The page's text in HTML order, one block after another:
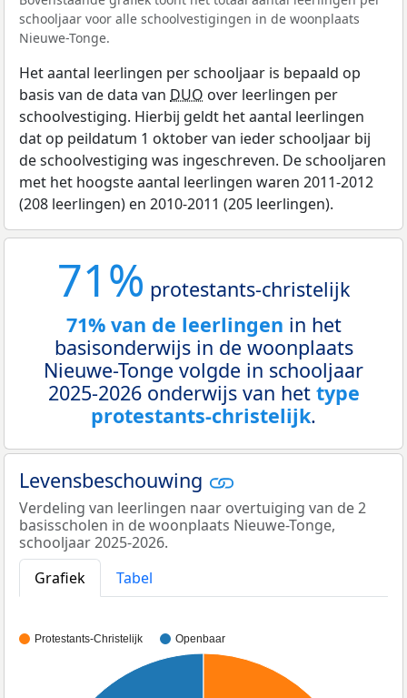
schooljaar voor alle schoolvestigingen in de woonplaats
Nieuwe-Tonge.
Het aantal leerlingen per schooljaar is bepaald op
basis van de data van DUO over leerlingen per
schoolvestiging. Hierbij geldt het aantal leerlingen
dat op peildatum 1 oktober van ieder schooljaar bij
de schoolvestiging was ingeschreven. De schooljaren
met het hoogste aantal leerlingen waren 2011-2012
(208 leerlingen) en 2010-2011 (205 leerlingen).
71% protestants-christelijk
71% van de leerlingen in het
basisonderwijs in de woonplaats
Nieuwe-Tonge volgde in schooljaar
2025-2026 onderwijs van het type
protestants-christelijk.
Levensbeschouwing
Verdeling van leerlingen naar overtuiging van de 2
basisscholen in de woonplaats Nieuwe-Tonge,
schooljaar 2025-2026.
Grafiek
Tabel
Protestants-Christelijk Openbaar